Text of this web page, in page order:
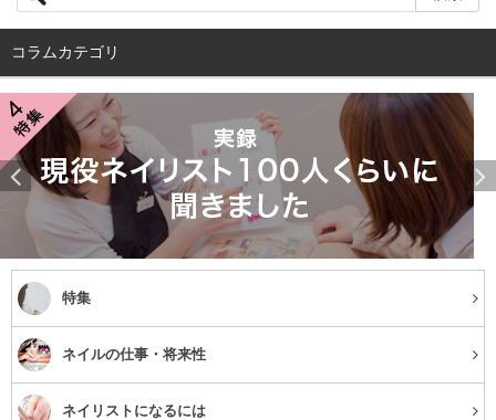
二重顎や顔にたるみのある人には、共通する特徴がありま
す。
①肩こりがひどい
②むくみがある
③姿勢が悪い
スマホで同じ姿勢をしていると、体の血液の循環や、リン
パの流れが悪くなります。血液やリンパは、老廃物を体外
へ出す役割があります。しかし、長時間の同じ姿勢によ
り、老廃物が体から出ずに、むくみやすくなってしまうこ
とがあります。
コラムカテゴリ
特集
ネイルの仕事・将来性
ネイリストになるには